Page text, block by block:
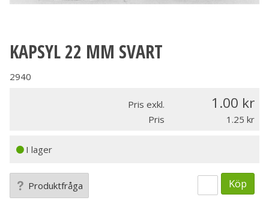
KAPSYL 22 MM SVART
2940
Pris exkl. 1.00
Pris 1.25
I lager
Produktfråga Köp